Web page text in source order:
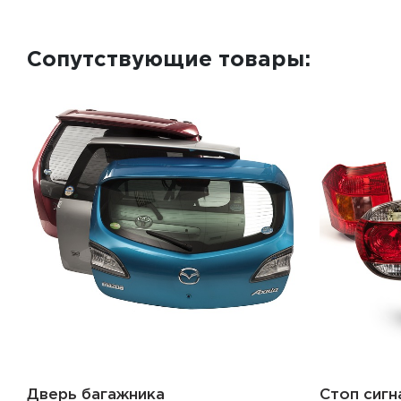
Сопутствующие товары:
Дверь багажника Стоп